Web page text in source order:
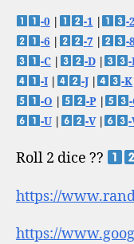
-0 -1 -2
-6
-7 -8
-C| -D|
-I| -J| -K
-O
-P|
-U| -V|
Roll 2 dice ??
https://
https://